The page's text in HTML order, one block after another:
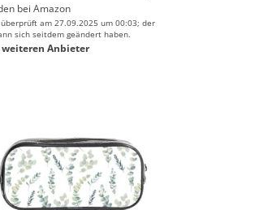
bei Amazon
am 27.09.2025 um 00:03; der
sich seitdem geändert haben.
weiteren Anbieter